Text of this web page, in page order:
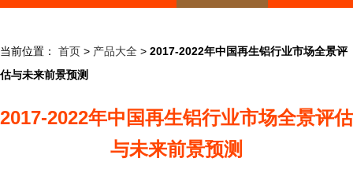
当前位置： 首页 > 产品大全 > 2017-2022年中国再生铝行业市场全景评
估与未来前景预测
2017-2022年中国再生铝行业市场全景评估
与未来前景预测